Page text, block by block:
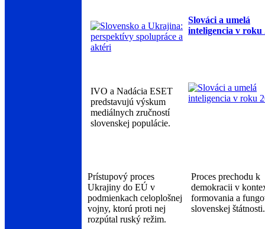
Slováci a umelá
inteligencia v roku
IVO a Nadácia ESET
predstavujú výskum
mediálnych zručností
slovenskej populácie.
Prístupový proces
Ukrajiny do EÚ v
podmienkach celoplošnej
vojny, ktorú proti nej
rozpútal ruský režim.
Proces prechodu k
demokracii v
formovania a
slovenskej štátnosti.